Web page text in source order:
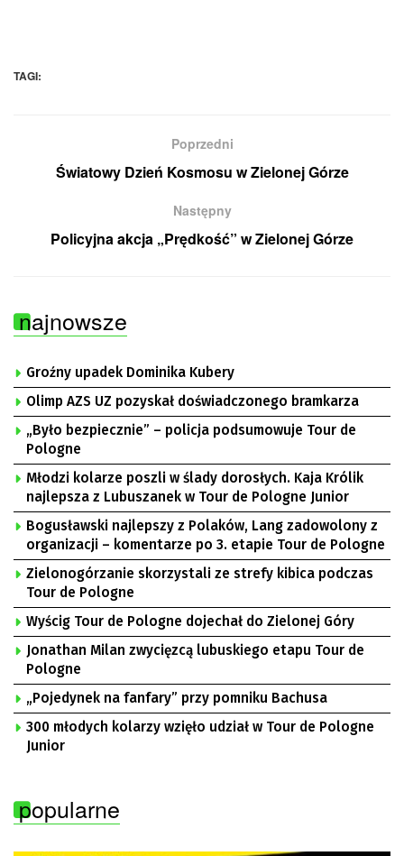
TAGI:
Poprzedni
Światowy Dzień Kosmosu w Zielonej Górze
Następny
Policyjna akcja „Prędkość” w Zielonej Górze
najnowsze
Groźny upadek Dominika Kubery
Olimp AZS UZ pozyskał doświadczonego bramkarza
„Było bezpiecznie” – policja podsumowuje Tour de
Pologne
Młodzi kolarze poszli w ślady dorosłych. Kaja Królik
najlepsza z Lubuszanek w Tour de Pologne Junior
Bogusławski najlepszy z Polaków, Lang zadowolony z
organizacji – komentarze po 3. etapie Tour de Pologne
Zielonogórzanie skorzystali ze strefy kibica podczas
Tour de Pologne
Wyścig Tour de Pologne dojechał do Zielonej Góry
Jonathan Milan zwycięzcą lubuskiego etapu Tour de
Pologne
„Pojedynek na fanfary” przy pomniku Bachusa
300 młodych kolarzy wzięło udział w Tour de Pologne
Junior
popularne